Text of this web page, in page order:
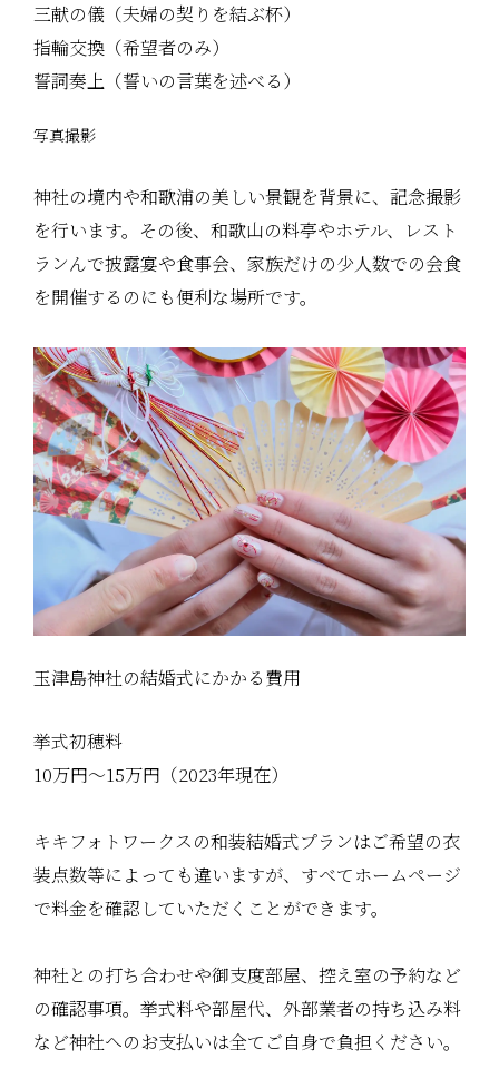
三献の儀（夫婦の契りを結ぶ杯）
指輪交換（希望者のみ）
誓詞奏上（誓いの言葉を述べる）
写真撮影
神社の境内や和歌浦の美しい景観を背景に、記念撮影
を行います。その後、和歌山の料亭やホテル、レスト
ランんで披露宴や食事会、家族だけの少人数での会食
を開催するのにも便利な場所です。
玉津島神社の結婚式にかかる費用
挙式初穂料
10万円〜15万円（2023年現在）
キキフォトワークスの和装結婚式プランはご希望の衣
装点数等によっても違いますが、すべてホームページ
で料金を確認していただくことができます。
神社との打ち合わせや御支度部屋、控え室の予約など
の確認事項。挙式料や部屋代、外部業者の持ち込み料
など神社へのお支払いは全てご自身で負担ください。